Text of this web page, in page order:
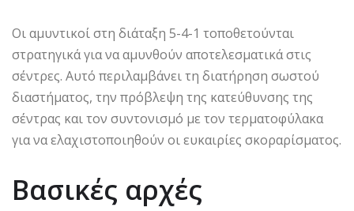
Οι αμυντικοί στη διάταξη 5-4-1 τοποθετούνται
στρατηγικά για να αμυνθούν αποτελεσματικά στις
σέντρες. Αυτό περιλαμβάνει τη διατήρηση σωστού
διαστήματος, την πρόβλεψη της κατεύθυνσης της
σέντρας και τον συντονισμό με τον τερματοφύλακα
για να ελαχιστοποιηθούν οι ευκαιρίες σκοραρίσματος.
Βασικές αρχές